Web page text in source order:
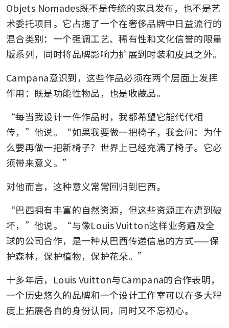
Objets Nomades既不是传统的家具发布，也不是艺
术委托项目。它占据了一个在奢侈品牌中日益流行的
混合类别：一个强调工艺、稀有性和文化信誉的限量
版系列，同时将品牌影响力扩展到时装和皮具之外。
Campana意识到，这些作品必须在两个层面上发挥
作用：既是功能性物品，也是收藏品。
“每当我设计一件作品时，我都希望它能代代相
传，”他说。“如果我要做一把椅子，我会问：为什
么要再做一把新椅子？世界上已经充满了椅子。它必
须带来意义。”
对他而言，这种意义常常回归到巴西。
“巴西拥有丰富的自然资源，但这些资源正在遭到破
坏，”他说。“与像Louis Vuitton这样业务遍及全
球的公司合作，是一种从巴西传递信息的方式——保
护森林，保护植物，保护花朵。”
十多年后，Louis Vuitton与Campana的合作表明，
一个历史悠久的品牌和一个设计工作室可以在多大程
度上拓展各自的身份认同，同时又不忘初心。